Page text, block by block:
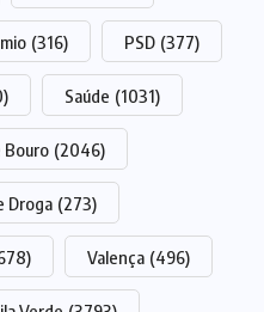
(316) PSD (377)
Saúde (1031)
Bouro (2046)
Droga (273)
Valença (496)